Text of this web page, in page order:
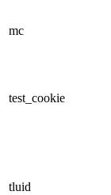
mc
test_cookie
tluid